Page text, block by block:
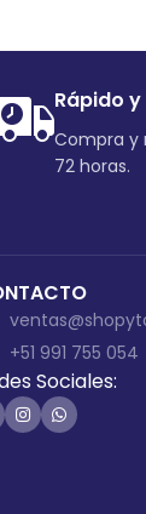
Rápido
Compra y
72 horas.
+51 991 755 054
Sociales: